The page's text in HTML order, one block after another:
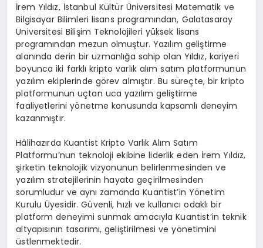
İrem Yıldız, İstanbul Kültür Üniversitesi Matematik ve
Bilgisayar Bilimleri lisans programından, Galatasaray
Üniversitesi Bilişim Teknolojileri yüksek lisans
programından mezun olmuştur. Yazılım geliştirme
alanında derin bir uzmanlığa sahip olan Yıldız, kariyeri
boyunca iki farklı kripto varlık alım satım platformunun
yazılım ekiplerinde görev almıştır. Bu süreçte, bir kripto
platformunun uçtan uca yazılım geliştirme
faaliyetlerini yönetme konusunda kapsamlı deneyim
kazanmıştır.
Hâlihazırda Kuantist Kripto Varlık Alım Satım
Platformu’nun teknoloji ekibine liderlik eden İrem Yıldız,
şirketin teknolojik vizyonunun belirlenmesinden ve
yazılım stratejilerinin hayata geçirilmesinden
sorumludur ve aynı zamanda Kuantist’in Yönetim
Kurulu Üyesidir. Güvenli, hızlı ve kullanıcı odaklı bir
platform deneyimi sunmak amacıyla Kuantist’in teknik
altyapısının tasarımı, geliştirilmesi ve yönetimini
üstlenmektedir.